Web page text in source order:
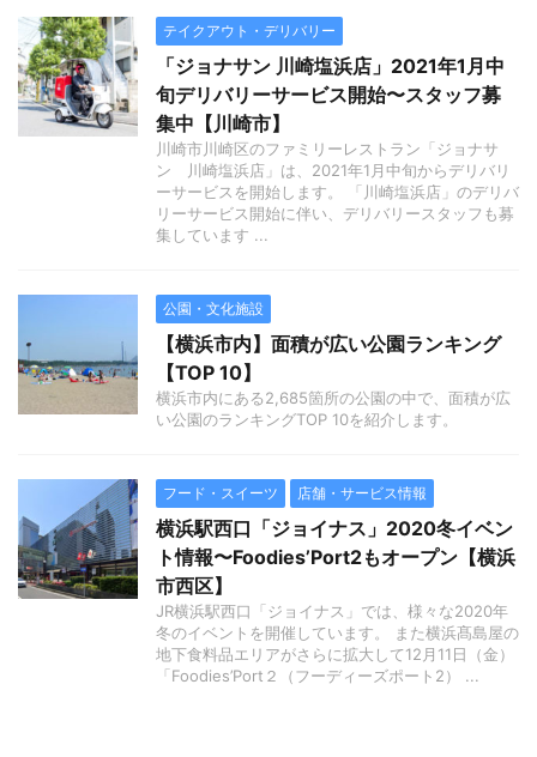
テイクアウト・デリバリー
「ジョナサン 川崎塩浜店」2021年1月中
旬デリバリーサービス開始〜スタッフ募
集中【川崎市】
川崎市川崎区のファミリーレストラン「ジョナサ
ン 川崎塩浜店」は、2021年1月中旬からデリバリ
ーサービスを開始します。 「川崎塩浜店」のデリバ
リーサービス開始に伴い、デリバリースタッフも募
集しています ...
公園・文化施設
【横浜市内】面積が広い公園ランキング
【TOP 10】
横浜市内にある2,685箇所の公園の中で、面積が広
い公園のランキングTOP 10を紹介します。
フード・スイーツ 店舗・サービス情報
横浜駅西口「ジョイナス」2020冬イベン
ト情報〜Foodies’Port2もオープン【横浜
市西区】
JR横浜駅西口「ジョイナス」では、様々な2020年
冬のイベントを開催しています。 また横浜髙島屋の
地下食料品エリアがさらに拡大して12月11日（金）
「Foodies’Port２（フーディーズポート2） ...